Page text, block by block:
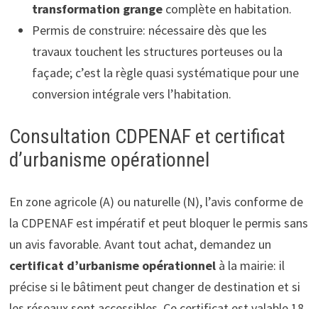
transformation grangecomplète en habitation.
Permis de construire: nécessaire dès que les
travaux touchent les structures porteuses ou la
façade; c’est la règle quasi systématique pour une
conversion intégrale vers l’habitation.
Consultation CDPENAF et certificat
d’urbanisme opérationnel
En zone agricole (A) ou naturelle (N), l’avis conforme de
la CDPENAF est impératif et peut bloquer le permis sans
un avis favorable. Avant tout achat, demandez un
certificat d’urbanisme opérationnelà la mairie: il
précise si le bâtiment peut changer de destination et si